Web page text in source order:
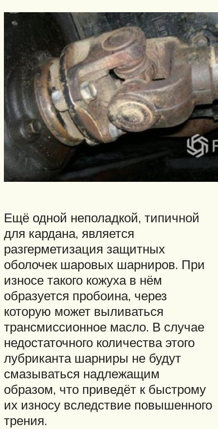
Ещё одной неполадкой, типичной
для кардана, является
разгерметизация защитных
оболочек шаровых шарниров. При
износе такого кожуха в нём
образуется пробоина, через
которую может выливаться
трансмиссионное масло. В случае
недостаточного количества этого
лубриканта шарниры не будут
смазываться надлежащим
образом, что приведёт к быстрому
их износу вследствие повышенного
трения.